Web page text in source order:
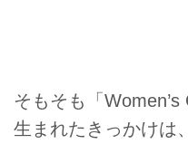
そもそも「
生まれたきっかけは